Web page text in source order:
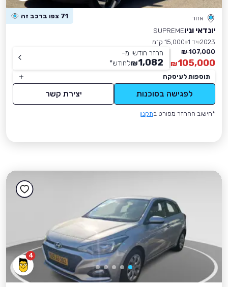
אזור 71 צפו ברכב זה
יונדאי וניוSUPREME
2023 יד 1
15,000 ק״מ
107,000 ₪
105,000
₪
החזר חודשי מ-
1,082
₪לחודש*
תוספות לעיסקה
לפגישה בסוכנות יצירת קשר
*חישוב ההחזר מפורט בתקנון
4